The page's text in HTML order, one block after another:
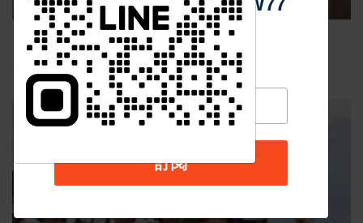
Nov 19 2025 1049
台中個人燒肉！自己做烤串丼！好吃又好玩！
最新消息
訂閱